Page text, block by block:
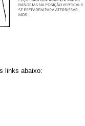
links abaixo: